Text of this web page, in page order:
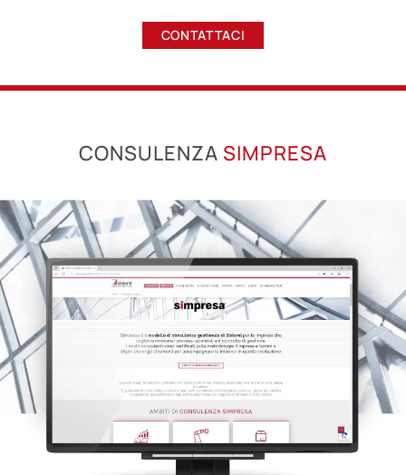
CONTATTACI
CONSULENZA SIMPRESA